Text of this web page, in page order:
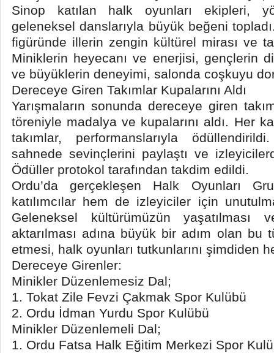
Sinop katılan halk oyunları ekipleri,
geleneksel danslarıyla büyük beğeni
figüründe illerin zengin kültürel mirası ve
Miniklerin heyecanı ve enerjisi, gençlerin
ve büyüklerin deneyimi, salonda coşkuyu
Dereceye Giren Takımlar Kupalarını Aldı
Yarışmaların sonunda dereceye giren
töreniyle madalya ve kupalarını aldı. Her
takımlar, performanslarıyla
sahnede sevinçlerini paylaştı ve
Ödüller protokol tarafından takdim edildi.
Ordu’da gerçekleşen Halk Oyunları
katılımcılar hem de izleyiciler için
Geleneksel kültürümüzün yaşatılması
aktarılması adına büyük bir adım olan bu
etmesi, halk oyunları tutkunlarını şimdiden
Dereceye Girenler:
Minikler Düzenlemesiz Dal;
1. Tokat Zile Fevzi Çakmak Spor Kulübü
2. Ordu İdman Yurdu Spor Kulübü
Minikler Düzenlemeli Dal;
1. Ordu Fatsa Halk Eğitim Merkezi Spor